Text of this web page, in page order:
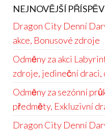
NEJNOVĚJŠÍ
Dragon City Denní
akce, Bonusové zdroje
Odměny za akci
zdroje, jedineční draci,
Odměny za sezónní
předměty, Exkluzivní
Dragon City Denní